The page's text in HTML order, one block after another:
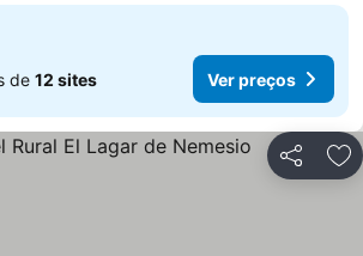
de 12 sites Ver preços
Partilhar